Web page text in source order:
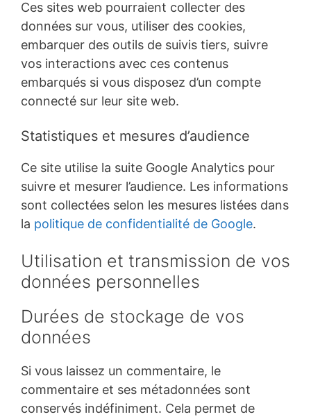
Ces sites web pourraient collecter des
données sur vous, utiliser des cookies,
embarquer des outils de suivis tiers, suivre
vos interactions avec ces contenus
embarqués si vous disposez d’un compte
connecté sur leur site web.
Statistiques et mesures d’audience
Ce site utilise la suite Google Analytics pour
suivre et mesurer l’audience. Les informations
sont collectées selon les mesures listées dans
la politique de confidentialité de Google.
Utilisation et transmission de vos
données personnelles
Durées de stockage de vos
données
Si vous laissez un commentaire, le
commentaire et ses métadonnées sont
conservés indéfiniment. Cela permet de